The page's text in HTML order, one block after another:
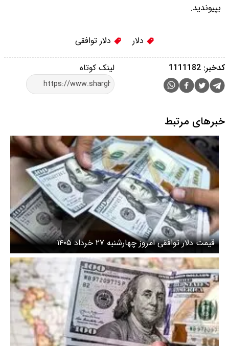
بپیوندید.
دلار دلار توافقی
لینک کوتاه کدخبر: 1111182
خبرهای مرتبط
قیمت دلار توافقی امروز چهارشنبه ۲۷ خرداد ۱۴۰۵